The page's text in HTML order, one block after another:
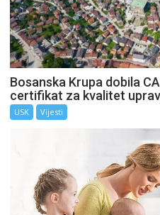
Bosanska Krupa dobila
certifikat za kvalitet
USK Vijesti